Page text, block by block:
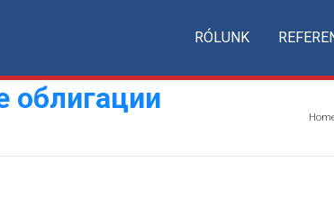
RÓLUNK
облигации